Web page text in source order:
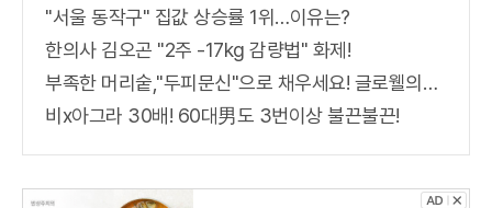
"서울 동작구" 집값 상승률 1위…이유는?
한의사 김오곤 "2주 -17kg 감량법" 화제!
부족한 머리숱,"두피문신"으로 채우세요! 글로웰의원 의)96837
비x아그라 30배! 60대男도 3번이상 불끈불끈!